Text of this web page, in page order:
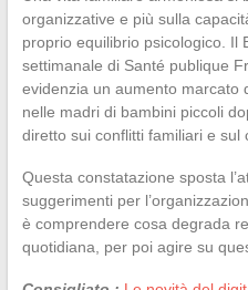
organizzative e più sulla
proprio equilibrio psicologico. Il
settimanale di Santé publique
evidenzia un aumento marcato
nelle madri di bambini piccoli
diretto sui conflitti familiari e sul
Questa constatazione sposta
suggerimenti per
è comprendere cosa degrada
quotidiana, per poi agire su